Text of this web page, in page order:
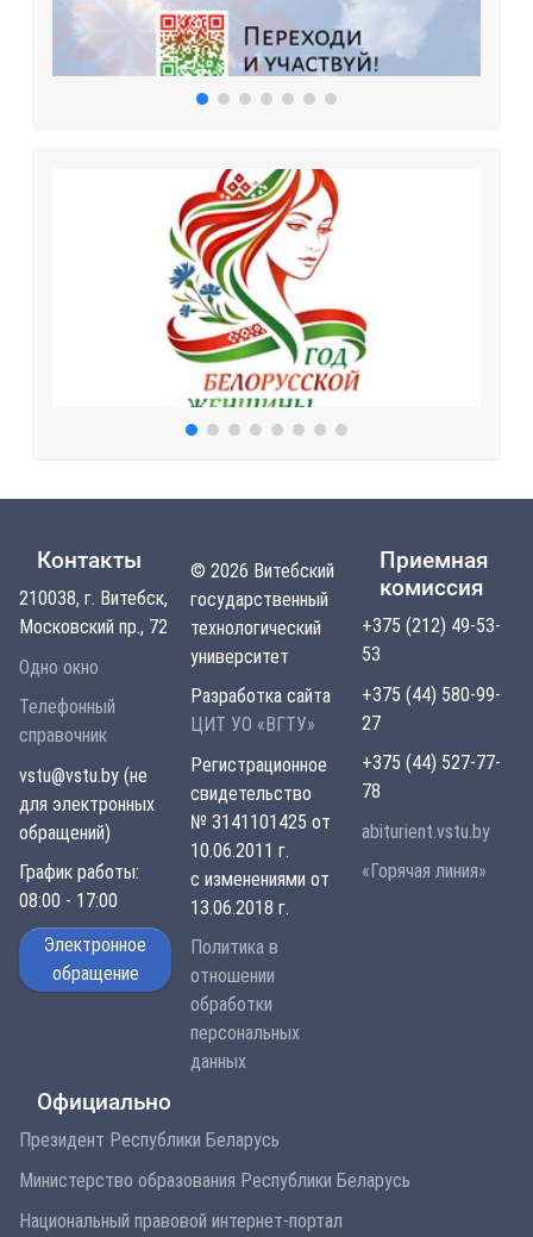
Контакты
210038, г. Витебск,
Московский пр., 72
Одно окно
Телефонный
справочник
vstu@vstu.by (не
для электронных
обращений)
График работы:
08:00 - 17:00
Электронное
обращение
© 2026 Витебский
государственный
технологический
университет
Разработка сайта
ЦИТ УО «ВГТУ»
Регистрационное
свидетельство
№ 3141101425 от
10.06.2011 г.
с изменениями от
13.06.2018 г.
Политика в
отношении
обработки
персональных
данных
Приемная
комиссия
+375 (212) 49-53-
53
+375 (44) 580-99-
27
+375 (44) 527-77-
78
abiturient.vstu.by
«Горячая линия»
Официально
Президент Республики Беларусь
Министерство образования Республики Беларусь
Национальный правовой интернет-портал